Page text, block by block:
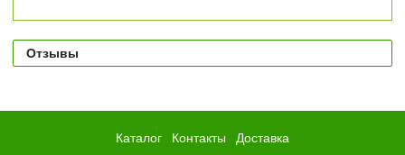
Отзывы
Каталог Контакты Доставка